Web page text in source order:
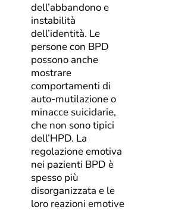
dell’abbandono e
instabilità
dell’identità. Le
persone con BPD
possono anche
mostrare
comportamenti di
auto-mutilazione o
minacce suicidarie,
che non sono tipici
dell’HPD. La
regolazione emotiva
nei pazienti BPD è
spesso più
disorganizzata e le
loro reazioni emotive